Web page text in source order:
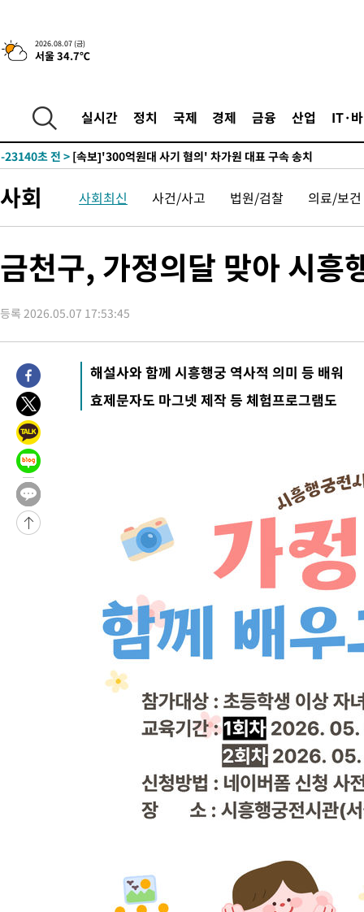
2026.08.07 (금)
서울 34.7℃
실시간 정치 국제 경제 금융 산업 IT·
-30264초 전 >[속보] 7월 중국 수출 23.9%↑ 수입 27.5%↑…무역총액
25.3%↑
-27424초 전 >[속보]'채상병 순직 책임' 임성근, 항소심도 징역 3년
-23890초 전 >
민주 콩고 에볼라환자 4천명 돌파, 4053명 발생 1850명 사망
-23140초 전 >
-22334초 전 > "미 전국적 살모네라 식중독 원인은 멕시코산 할라피뇨"--
-20728초 전 >
[속보]합수본, '투표율 허위 입력' 중앙·서울·경기도 선관위
-20483초 전 >[속보]원·달러 환율, 오전 9시 1423.8원
-20265초 전 >[속보]코스닥, 5.95포인트(0.74%) 상승한 807.62개장
-17398초 전 >시리아 다마스쿠스 교외에서 미니버스 폭발.. 14명 부상, 3명
-16696초 전 >입추에도 극한더위…서울 낮 39도 '폭염중대경보'
-11660초 전 >
이란, 호르무즈서 "적국 목표물들"과 대치로 남부 케슘섬에서
례 큰 폭발음
-10375초 전 >
[속보]美, 폴리실리콘 수입 규제…파생제품 15% 관세, 120일
발효
-8526초 전 >
[속보]트럼프, 美 원정출산 금지 행정명령 서명
-6226초 전 >
-30264초 전 >
25.3%↑
-27424초 전 >
-27290초 전 >
[속보]종합특검, '관저이전 봐주기 감사' 유병호 구속기소
-23890초 전 >
민주 콩고 에볼라환자 4천명 돌파, 4053명 발생 1850명 사망
[속보]'300억원대 사기 혐의' 차가원 대표 구속 송치
"미 전국적 살모네라 식중독 원인은 멕시코산 할라피뇨"--
[속보]경찰·노동부, HL만도 평택사업장 끼임 사망 관련 압수
[속보]합수본, '투표율 허위 입력' 중앙·서울·경기도 선관위
[속보]원·달러 환율, 오전 9시 1423.8원
[속보]삼성전자·SK하이닉스 동반 강보합…1%대 상승 출발
[속보]코스닥, 5.95포인트(0.74%) 상승한 807.62개장
[속보]코스피, 6300선 재탈환…1.09% 오른 6365.07 개장
시리아 다마스쿠스 교외에서 미니버스 폭발.. 14명 부상, 3명
입추에도 극한더위…서울 낮 39도 '폭염중대경보'
이란, 호르무즈서 "적국 목표물들"과 대치로 남부 케슘섬에서
[속보]美, 폴리실리콘 수입 규제…파생제품 15% 관세, 120일
[속보]트럼프, 美 원정출산 금지 행정명령 서명
사회 사회최신 사건/사고 법원/검찰 의료/보건
금천구, 가정의달 맞아 시흥
등록 2026.05.07 17:53:45
해설사와 함께 시흥행궁 역사적 의미 등 배워
효제문자도 마그넷 제작 등 체험프로그램도